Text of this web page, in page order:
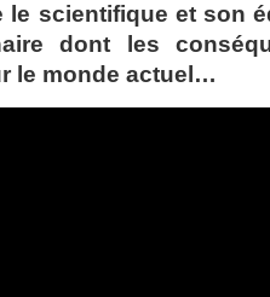
le scientifique et son
dont les
le monde actuel…